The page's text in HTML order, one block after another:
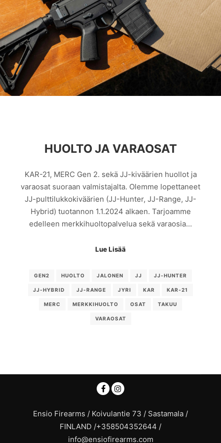
HUOLTO JA VARAOSAT
KAR-21, MERC Gen 2. sekä JJ-kiväärien huollot ja
varaosat suoraan valmistajalta. Olemme lopettaneet
JJ-pulttilukkokiväärien (JJ-Hunter, JJ-Range, JJ-
Hybrid) tuotannon 1.1.2024 alkaen. Tarjoamme
edelleen merkkihuoltopalvelua sekä varaosia…
Lue Lisää
GEN2 HUOLTO JALONEN JJ JJ-HUNTER
JJ-HYBRID JJ-RANGE JYRI KAR KAR-21
MERC MERKKIHUOLTO OSAT TAKUU
VARAOSAT
Ensio Firearms / Koivulantie 73 / Sastamala /
FINLAND /+358504352644 /
info@ensiofirearms.com